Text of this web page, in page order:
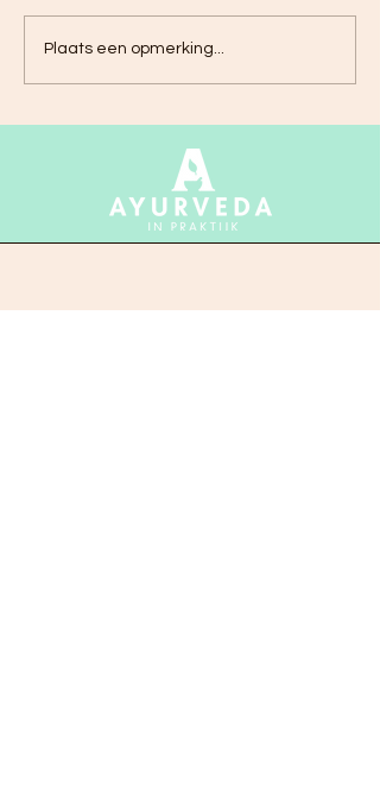
Paardenbloemthee
met kardemom
Plaats een opmerking...
Ayurveda in Praktijk